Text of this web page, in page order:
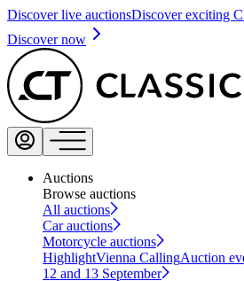
Discover live auctionsDiscover exciting
Discover now
Auctions
Browse auctions
All auctions
Car auctions
Motorcycle auctions
HighlightVienna CallingAuction
12 and 13 September